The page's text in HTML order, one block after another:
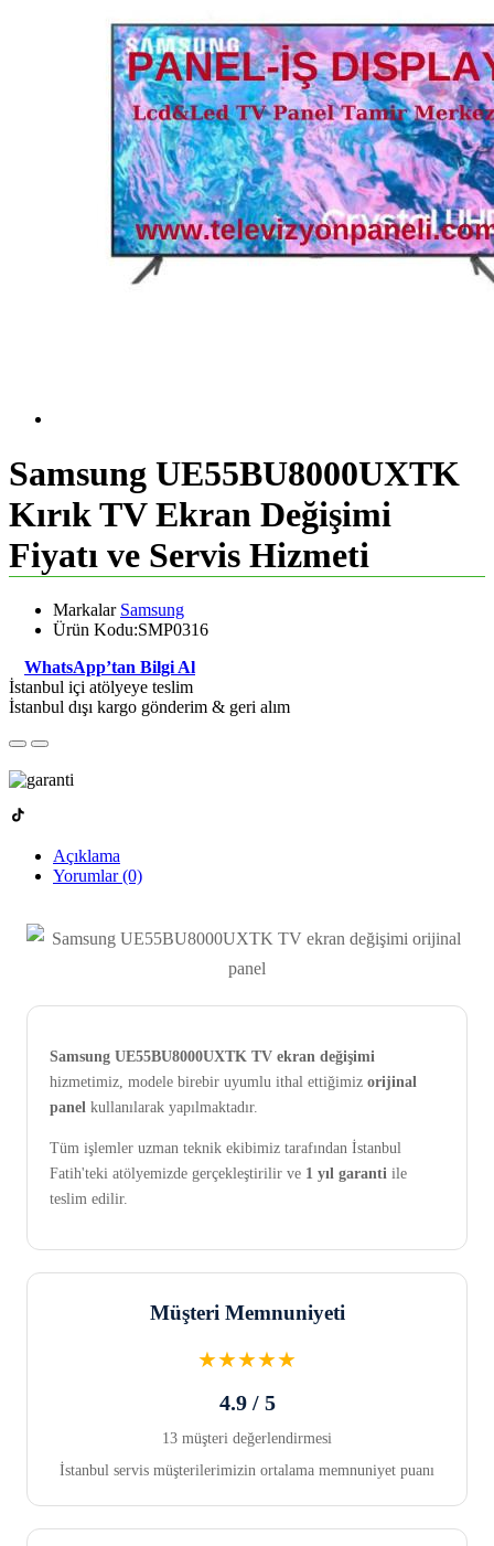
Samsung UE55BU8000UXTK
Kırık TV Ekran Değişimi
Fiyatı ve Servis Hizmeti
Markalar Samsung
Ürün Kodu:SMP0316
WhatsApp’tan Bilgi Al
İstanbul içi atölyeye teslim
İstanbul dışı kargo gönderim & geri alım
Açıklama
Yorumlar (0)
Samsung UE55BU8000UXTK TV ekran değişimi
hizmetimiz, modele birebir uyumlu ithal ettiğimiz orijinal
panel kullanılarak yapılmaktadır.
Tüm işlemler uzman teknik ekibimiz tarafından İstanbul
Fatih'teki atölyemizde gerçekleştirilir ve 1 yıl garanti ile
teslim edilir.
Müşteri Memnuniyeti
★★★★★
4.9 / 5
13 müşteri değerlendirmesi
İstanbul servis müşterilerimizin ortalama memnuniyet puanı